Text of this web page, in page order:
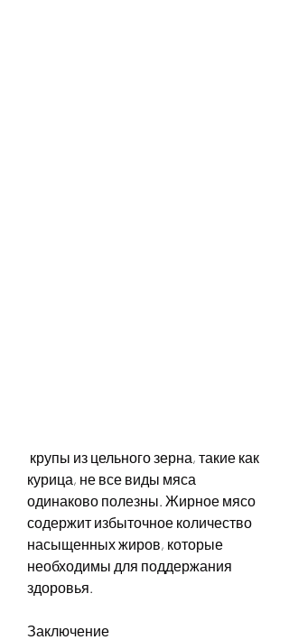
курица, не все виды мяса
одинаково полезны. Жирное мясо
содержит избыточное количество
насыщенных жиров, которые
необходимы для поддержания
здоровья.
Заключение